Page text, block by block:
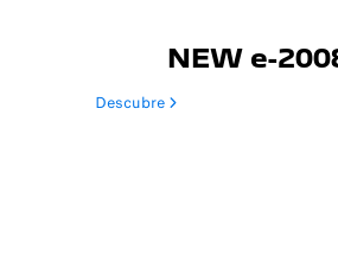
NEW e-
Descubre